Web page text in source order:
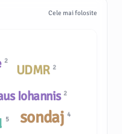
Cele mai folosite
UDMR 2
Iohannis 2
sondaj4
5
2